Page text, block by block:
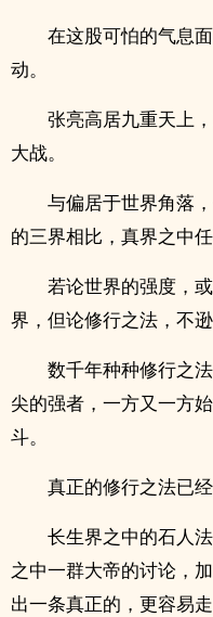
在这股可怕的气息
动。
张亮高居九重天上
大战。
与偏居于世界角落
的三界相比，真界之中
若论世界的强度，
界，但论修行之法，不
数千年种种修行之
尖的强者，一方又一方
斗。
真正的修行之法已
长生界之中的石人
之中一群大帝的讨论，
出一条真正的，更容易走